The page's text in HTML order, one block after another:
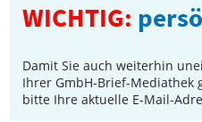
WICHTIG:
Damit Sie auch weiterhin
Ihrer GmbH-Brief-Mediathek
bitte Ihre aktuelle E-Mail-